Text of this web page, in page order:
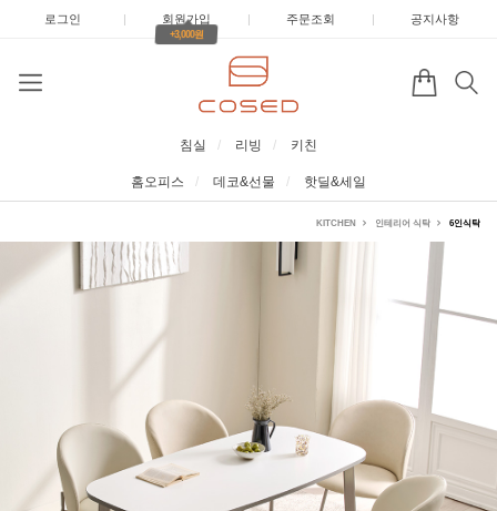
로그인 | 회원가입 |
+3,000원
주문조회 | 공지사항
침실 리빙 키친
홈오피스 데코&선물 핫딜&세일
KITCHEN 인테리어 식탁 6인식탁